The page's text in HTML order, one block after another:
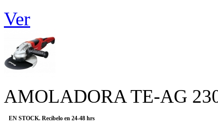
Ver
AMOLADORA TE-AG
EN STOCK. Recíbelo en 24-48 hrs